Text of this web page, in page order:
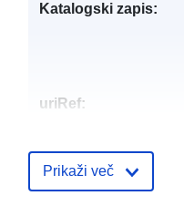
Katalogski zapis:
uriRef:
Prikaži več